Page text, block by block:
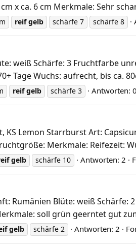
x ca. 6 cm Merkmale: Sehr
reif gelb schärfe 7 schärfe 8
weiß Schärfe: 3 Fruchtfarbe
Tage Wuchs: aufrecht, bis ca.
reif gelb schärfe 3 Antworten: 0
Lemon Starrburst Art:
Merkmale: Reifezeit:
gelb schärfe 10 Antworten: 2
Rumänien Blüte: weiß
soll grün geerntet gut
gelb schärfe 2 Antworten: 2